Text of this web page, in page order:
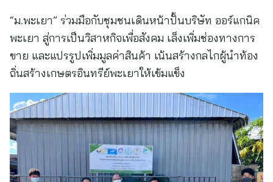
“ม.พะเยา” ร่วมมือกับชุมชนเดินหน้าปั้นบริษัท ออร์แกนิค
พะเยา สู่การเป็นวิสาหกิจเพื่อสังคม เล็งเพิ่มช่องทางการ
ขาย และแปรรูปเพิ่มมูลค่าสินค้า เน้นสร้างกลไกผู้นำท้อง
ถิ่นสร้างเกษตรอินทรีย์พะเยาให้เข้มแข็ง